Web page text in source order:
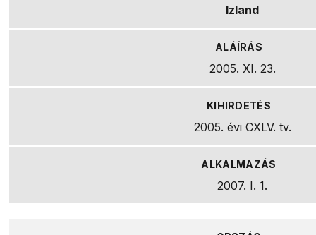
Izland
2005. XI. 23.
2005. évi CXLV. tv.
2007. I. 1.